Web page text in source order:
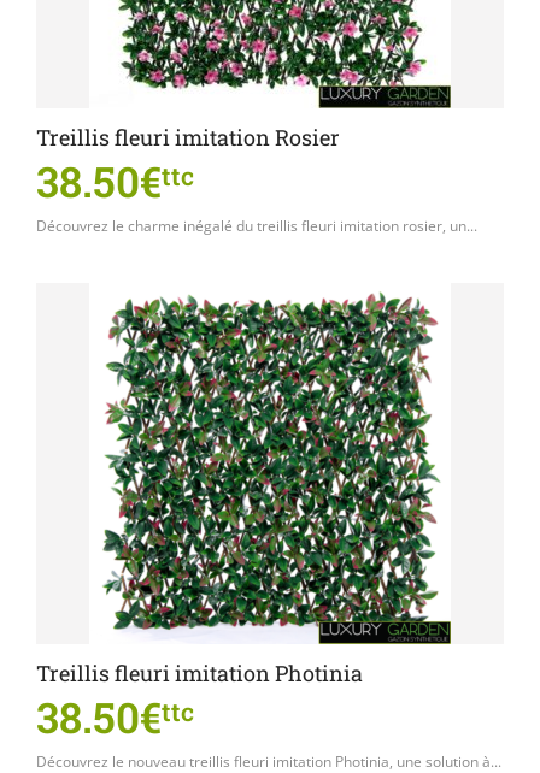
Treillis fleuri imitation Rosier
38.50€ttc
Découvrez le charme inégalé du treillis fleuri imitation rosier, un...
Treillis fleuri imitation Photinia
38.50€ttc
Découvrez le nouveau treillis fleuri imitation Photinia, une solution à...